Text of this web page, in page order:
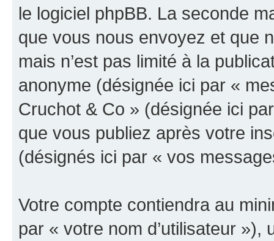
le logiciel phpBB. La seconde
que vous nous envoyez et que
mais n’est pas limité à la
anonyme (désignée ici par «
Cruchot & Co » (désignée ici
que vous publiez après votre
(désignés ici par « vos
Votre compte contiendra au
par « votre nom d’utilisateur